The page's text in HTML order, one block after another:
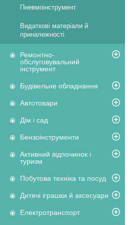
Пневмоінструмент
Видаткові матеріали й
приналежності
Ремонтно-
обслуговувальний
інструмент
Будівельне обладнання
Автотовари
Дім і сад
Бензоінструменти
Активний відпочинок і
туризм
Побутова техніка та посуд
Дитячі іграшки й аксесуари
Електротранспорт